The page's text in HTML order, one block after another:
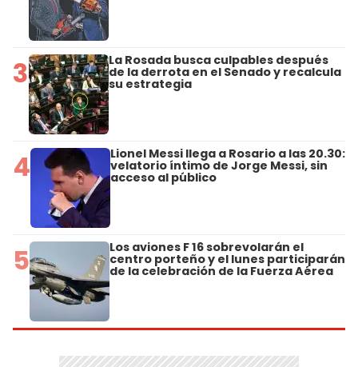
3 La Rosada busca culpables después
de la derrota en el Senado y recalcula
su estrategia
4 Lionel Messi llega a Rosario a las 20.30:
velatorio íntimo de Jorge Messi, sin
acceso al público
5 Los aviones F 16 sobrevolarán el
centro porteño y el lunes participarán
de la celebración de la Fuerza Aérea